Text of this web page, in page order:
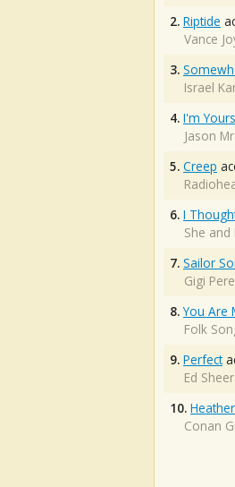
2. Riptide
Vance
3.
Israel
4. I'm Yours
Jason
5. Creep
6. I
She and
7. Sailor
Gigi
8. You Are
Folk
9. Perfect
Ed
10. Heather
Conan